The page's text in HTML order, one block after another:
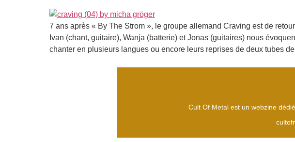
7 ans après « By The Strom », le groupe allemand Craving est de
Ivan (chant, guitaire), Wanja (batterie) et Jonas (guitaires) nous
chanter en plusieurs langues ou encore leurs reprises de deux tubes
Cult Of Metal est un webzine